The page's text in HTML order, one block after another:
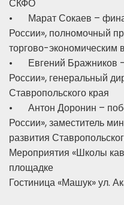
СКФО
•
Марат Сокаев –
России», полномочный
торгово-экономическим
•
Евгений Бражников
России», генеральный
Ставропольского края
•
Антон Доронин –
России», заместитель
развития
Мероприятия «Школы
площадке
Гостиница «Машук» ул.